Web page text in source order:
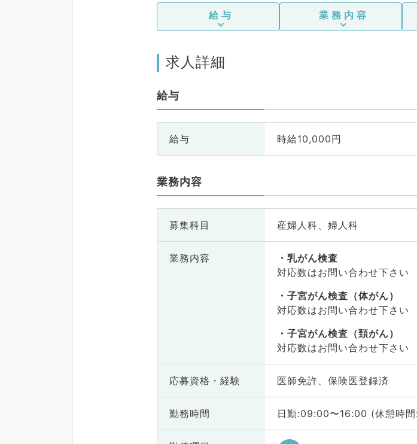
給与 業務内容
求人詳細
給与
給与 時給10,000円
業務内容
募集科目 産婦人科、婦人科
業務内容
乳がん検査
対応数はお問い合わせ下さい
子宮がん検査（体がん）
対応数はお問い合わせ下さい
子宮がん検査（頚がん）
対応数はお問い合わせ下さい
応募資格・ 経験 医師免許、保険医登録済
勤務時間 日勤:09:00〜16:00 (休憩時